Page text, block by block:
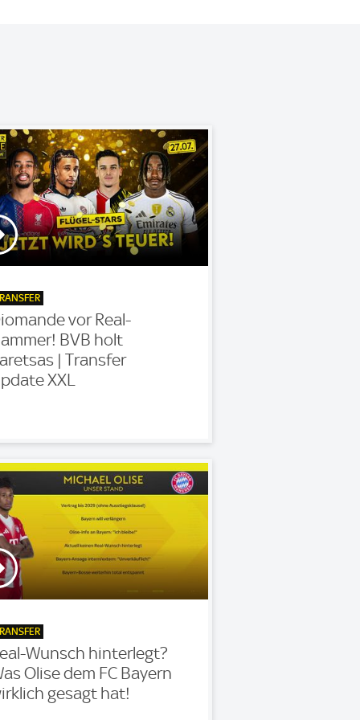
vor Real-
BVB holt
| Transfer
XXL
Wunsch hinterlegt?
Olise dem FC Bayern
gesagt hat!